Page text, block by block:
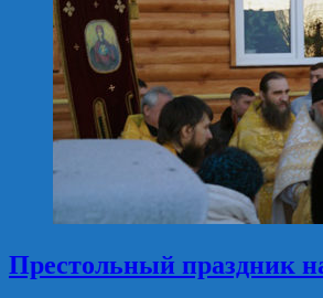
Престольный праздник